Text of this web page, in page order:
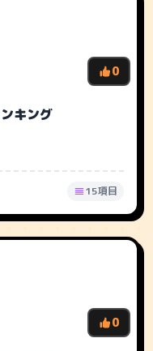
0
キング
15項目
0